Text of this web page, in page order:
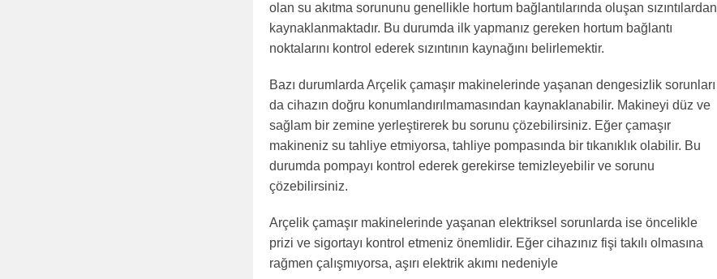
olan su akıtma sorununu genellikle hortum bağlantılarında oluşan sızıntılardan
kaynaklanmaktadır. Bu durumda ilk yapmanız gereken hortum bağlantı
noktalarını kontrol ederek sızıntının kaynağını belirlemektir.
Bazı durumlarda Arçelik çamaşır makinelerinde yaşanan dengesizlik sorunları
da cihazın doğru konumlandırılmamasından kaynaklanabilir. Makineyi düz ve
sağlam bir zemine yerleştirerek bu sorunu çözebilirsiniz. Eğer çamaşır
makineniz su tahliye etmiyorsa, tahliye pompasında bir tıkanıklık olabilir. Bu
durumda pompayı kontrol ederek gerekirse temizleyebilir ve sorunu
çözebilirsiniz.
Arçelik çamaşır makinelerinde yaşanan elektriksel sorunlarda ise öncelikle
prizi ve sigortayı kontrol etmeniz önemlidir. Eğer cihazınız fişi takılı olmasına
rağmen çalışmıyorsa, aşırı elektrik akımı nedeniyle